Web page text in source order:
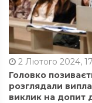
2 Лютого 2024,
Головко
розглядали
виклик на допит